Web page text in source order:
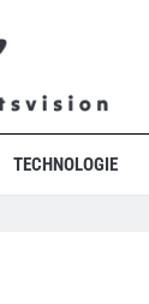
TECHNOLOGIE